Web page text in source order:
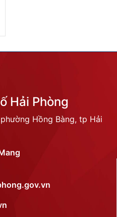
Hải Phòng
Hồng Bàng, tp Hải